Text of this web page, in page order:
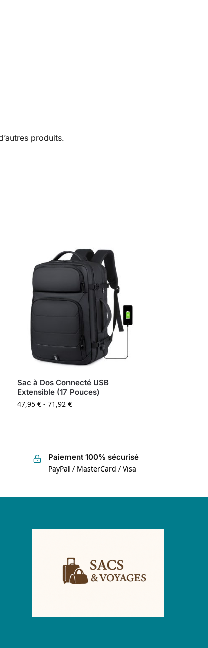
produits.
Sac à Dos Connecté USB
Extensible (17 Pouces)
47,95€ -71,92€
Paiement 100% sécurisé
PayPal / MasterCard / Visa